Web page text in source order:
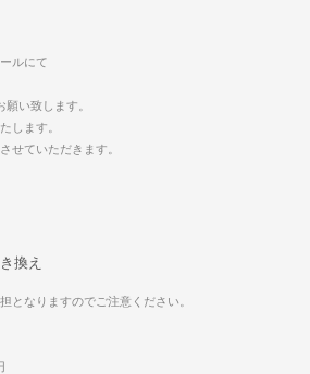
ルにて
い致します。
します。
せていただきます。
換え
となりますのでご注意ください。